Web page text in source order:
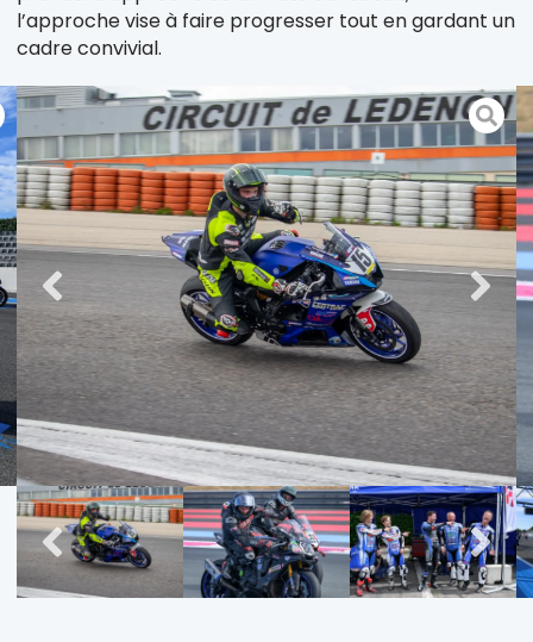
l’approche vise à faire progresser tout en gardant un
cadre convivial.